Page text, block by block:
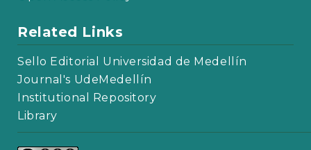
Related Links
Sello Editorial Universidad de Medellín
Journal's UdeMedellín
Institutional Repository
Library